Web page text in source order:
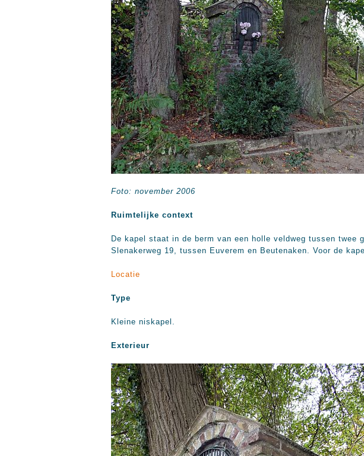
Foto: november 2006
Ruimtelijke context
De kapel staat in de berm van een holle veldweg tussen
Slenakerweg 19, tussen Euverem en Beutenaken. Voor de
Locatie
Type
Kleine niskapel.
Exterieur